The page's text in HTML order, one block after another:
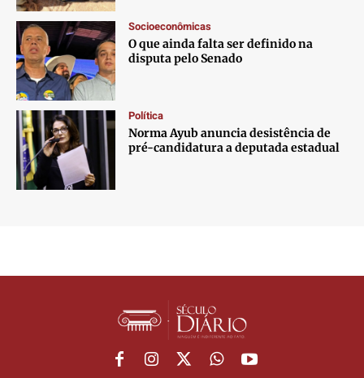
Socioeconômicas
O que ainda falta ser definido na
disputa pelo Senado
Política
Norma Ayub anuncia desistência de
pré-candidatura a deputada estadual